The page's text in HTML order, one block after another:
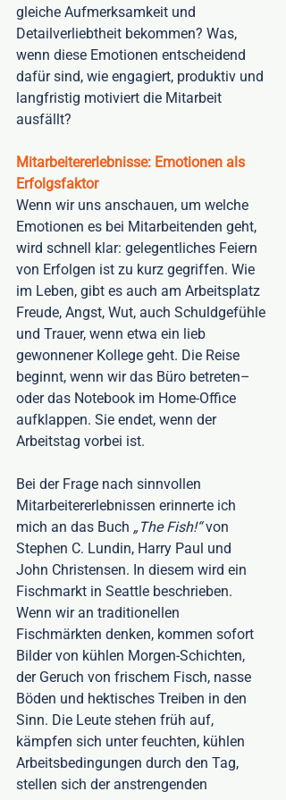
gleiche Aufmerksamkeit und
Detailverliebtheit bekommen? Was,
wenn diese Emotionen entscheidend
dafür sind, wie engagiert, produktiv und
langfristig motiviert die Mitarbeit
ausfällt?
Mitarbeitererlebnisse: Emotionen als
Erfolgsfaktor
Wenn wir uns anschauen, um welche
Emotionen es bei Mitarbeitenden geht,
wird schnell klar: gelegentliches Feiern
von Erfolgen ist zu kurz gegriffen. Wie
im Leben, gibt es auch am Arbeitsplatz
Freude, Angst, Wut, auch Schuldgefühle
und Trauer, wenn etwa ein lieb
gewonnener Kollege geht. Die Reise
beginnt, wenn wir das Büro betreten–
oder das Notebook im Home-Office
aufklappen. Sie endet, wenn der
Arbeitstag vorbei ist.
Bei der Frage nach sinnvollen
Mitarbeitererlebnissen erinnerte ich
mich an das Buch „The Fish!“ von
Stephen C. Lundin, Harry Paul und
John Christensen. In diesem wird ein
Fischmarkt in Seattle beschrieben.
Wenn wir an traditionellen
Fischmärkten denken, kommen sofort
Bilder von kühlen Morgen-Schichten,
der Geruch von frischem Fisch, nasse
Böden und hektisches Treiben in den
Sinn. Die Leute stehen früh auf,
kämpfen sich unter feuchten, kühlen
Arbeitsbedingungen durch den Tag,
stellen sich der anstrengenden